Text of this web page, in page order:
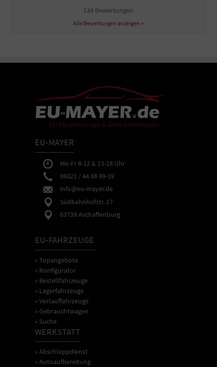
134 Bewertungen
Alle Bewertungen anzeigen >
EU-MAYER
Mo-Fr 8-12 & 13-18 Uhr
06021 / 44 88 99-19
info@eu-mayer.de
Südbahnhofstr. 17
63739 Aschaffenburg
EU-FAHRZEUGE
» Topangebote
» Konfigurator
» Bestellfahrzeuge
» Lagerfahrzeuge
» Vorlauffahrzeuge
» Gebrauchtwagen
» Suche
WERKSTATT
» Abschleppdienst
» Autoaufbereitung